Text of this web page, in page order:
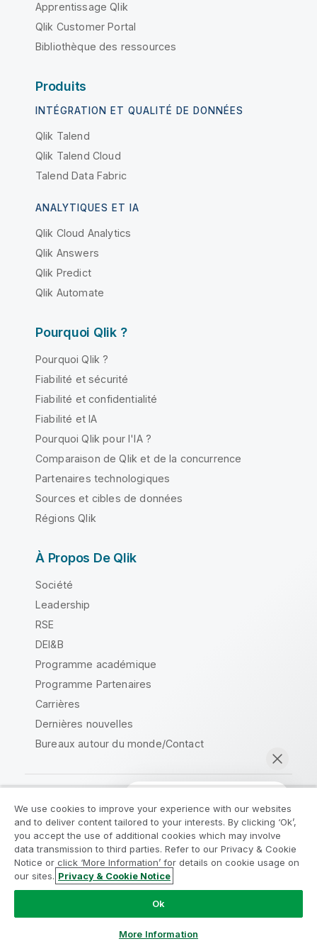
Discuter maintenant
Apprentissage Qlik
Qlik Customer Portal
Bibliothèque des ressources
Produits
INTÉGRATION ET QUALITÉ DE DONNÉES
Qlik Talend
Qlik Talend Cloud
Talend Data Fabric
ANALYTIQUES ET IA
Qlik Cloud Analytics
Qlik Answers
Qlik Predict
Qlik Automate
Pourquoi Qlik ?
Pourquoi Qlik ?
Fiabilité et sécurité
Fiabilité et confidentialité
Fiabilité et IA
Pourquoi Qlik pour l'IA ?
Comparaison de Qlik et de la concurrence
Partenaires technologiques
Sources et cibles de données
Régions Qlik
À Propos De Qlik
Société
Leadership
RSE
DEI&B
Programme académique
Programme Partenaires
Carrières
Dernières nouvelles
Bureaux autour du monde/Contact
Communauté Qlik
Contrats juridiques
Conditions d'utilisation des produits
Legal Policies
Conditions légales
Do Not Share My Info
Rejoignez le Programme de
modernisation analytique
Modernisez votre système sans compromettre vos
précieuses applications QlikView grâce au Programme
de modernisation analytique.
d'informations ou contactez :
ampquestions@qlik.com
We use cookies to improve your experience with our websites
and to deliver content tailored to your interests. By clicking ‘Ok’,
you accept the use of additional cookies which may involve
data transmission to third parties. Refer to our Privacy & Cookie
Notice or click ‘More Information’ for details on cookie usage on
our sites. Privacy & Cookie Notice
Ok
More Information